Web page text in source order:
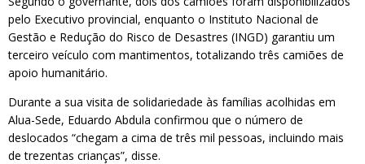
pelo Executivo provincial, enquanto o Instituto Nacional de
Gestão e Redução do Risco de Desastres (INGD) garantiu um
terceiro veículo com mantimentos, totalizando três camiões de
apoio humanitário.
Durante a sua visita de solidariedade às famílias acolhidas em
Alua-Sede, Eduardo Abdula confirmou que o número de
deslocados “chegam a cima de três mil pessoas, incluindo mais
de trezentas crianças”, disse.